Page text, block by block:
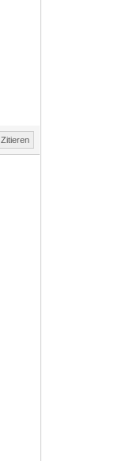
Zitieren